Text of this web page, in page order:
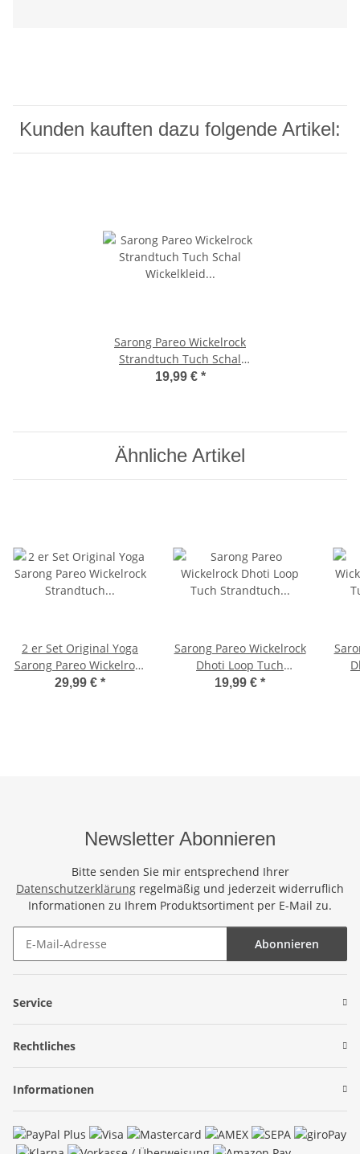
Kunden kauften dazu folgende Artikel:
Sarong Pareo Wickelrock
Strandtuch Tuch Schal
Wickelkleid Strandkleid
19,99 € *
Ähnliche Artikel
2 er Set Original Yoga
Sarong Pareo Wickelrock
Strandtuch Rund ca
29,99 € *
Sarong Pareo Wickelrock
Dhoti Loop Tuch
Strandtuch Handtuch
19,99 € *
Newsletter Abonnieren
Bitte senden Sie mir entsprechend Ihrer
Datenschutzerklärung regelmäßig und jederzeit widerruflich
Informationen zu Ihrem Produktsortiment per E-Mail zu.
Abonnieren
Service
Rechtliches
Informationen